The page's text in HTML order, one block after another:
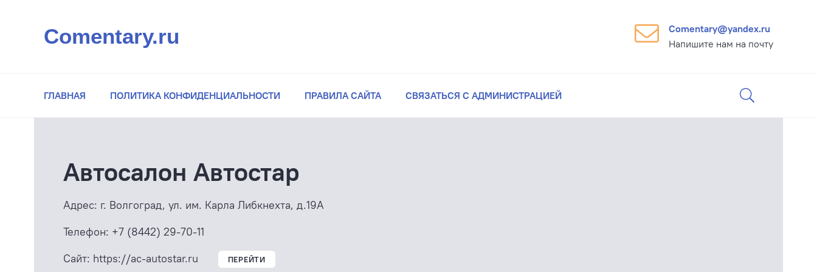
Comentary.ru
Comentary@yandex.ru
Напишите нам на почту
ГЛАВНАЯ ПОЛИТИКА КОНФИДЕНЦИАЛЬНОСТИ ПРАВИЛА САЙТА СВЯЗАТЬСЯ С АДМИНИСТРАЦИЕЙ
Автосалон Автостар
Адрес: г. Волгоград, ул. им. Карла Либкнехта, д.19А
Телефон: +7 (8442) 29-70-11
Сайт: https://ac-autostar.ru ПЕРЕЙТИ